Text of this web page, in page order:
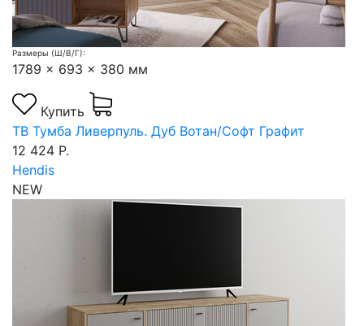
Размеры (Ш/В/Г):
1789 x 693 x 380 мм
Купить
ТВ Тумба Ливерпуль. Дуб Вотан/Софт Графит
12 424 Р.
Hendis
NEW